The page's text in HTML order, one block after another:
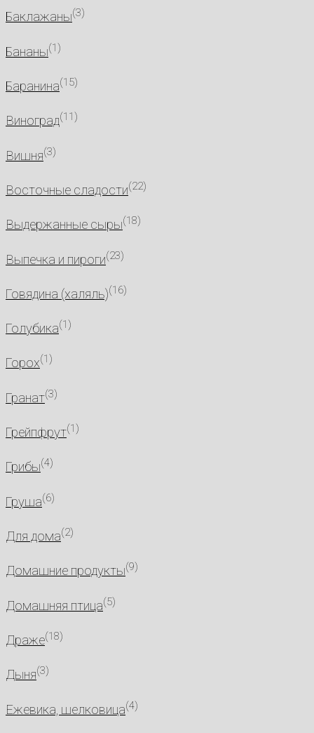
Баклажаны(3)
Бананы(1)
Баранина(15)
Виноград(11)
Вишня(3)
Восточные сладости(22)
Выдержанные сыры(18)
Выпечка и пироги(23)
Говядина (халяль)(16)
Голубика(1)
Горох(1)
Гранат(3)
Грейпфрут(1)
Грибы(4)
Груша(6)
Для дома(2)
Домашние продукты(9)
Домашняя птица(5)
Драже(18)
Дыня(3)
Ежевика, шелковица(4)